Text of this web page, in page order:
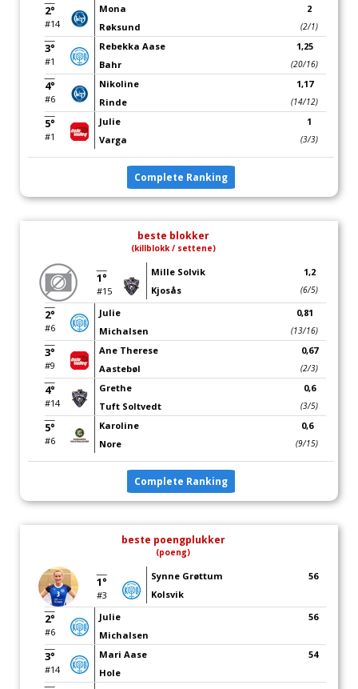
2°
#14
Mona
Røksund
2
(2/1)
3°
#1
Rebekka Aase
Bahr
1,25
(20/16)
4°
#6
Nikoline
Rinde
1,17
(14/12)
5°
#1
Julie
Varga
1
(3/3)
Complete Ranking
beste blokker
(killblokk / settene)
1°
#15
Mille Solvik
Kjosås
1,2
(6/5)
2°
#6
Julie
Michalsen
0,81
(13/16)
3°
#9
Ane Therese
Aastebøl
0,67
(2/3)
4°
#14
Grethe
Tuft Soltvedt
0,6
(3/5)
5°
#6
Karoline
Nore
0,6
(9/15)
Complete Ranking
beste poengplukker
(poeng)
1°
#3
Synne Grøttum
Kolsvik
56
2°
#6
Julie
Michalsen
56
3°
#14
Mari Aase
Hole
54